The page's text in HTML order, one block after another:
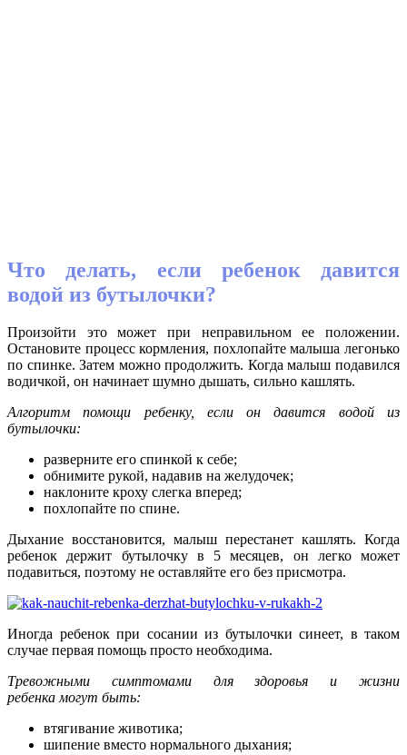
Что делать, если ребенок давится
водой из бутылочки?
Произойти это может при неправильном ее положении.
Остановите процесс кормления, похлопайте малыша легонько
по спинке. Затем можно продолжить. Когда малыш подавился
водичкой, он начинает шумно дышать, сильно кашлять.
Алгоритм помощи ребенку, если он давится водой из
бутылочки:
разверните его спинкой к себе;
обнимите рукой, надавив на желудочек;
наклоните кроху слегка вперед;
похлопайте по спине.
Дыхание восстановится, малыш перестанет кашлять. Когда
ребенок держит бутылочку в 5 месяцев, он легко может
подавиться, поэтому не оставляйте его без присмотра.
Иногда ребенок при сосании из бутылочки синеет, в таком
случае первая помощь просто необходима.
Тревожными симптомами для здоровья и жизни
ребенка могут быть:
втягивание животика;
шипение вместо нормального дыхания;